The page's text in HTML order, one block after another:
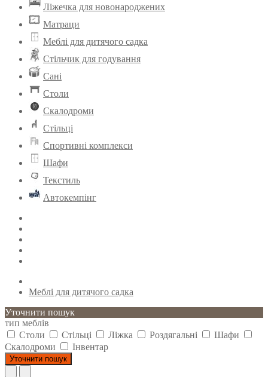
Ліжечка для новонароджених
Матраци
Меблі для дитячого садка
Стільчик для годування
Сані
Столи
Скалодроми
Стільці
Спортивні комплекси
Шафи
Текстиль
Автокемпінг
Меблі для дитячого садка
Уточнити пошук
тип меблів
Столи
Стільці Ліжка Роздягальні
Шафи
Скалодроми
Інвентар
Уточнити пошук